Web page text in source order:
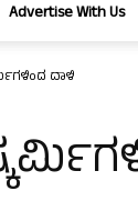
Advertise With Us
ದಾಳಿ